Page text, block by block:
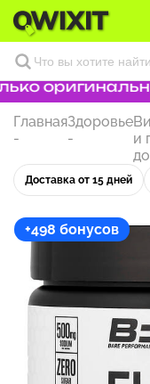
Главная
-
Здоровье
-
и
Доставка от 15 дней
+498 бонусов